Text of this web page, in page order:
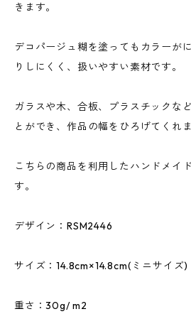
きます。
デコパージュ糊を塗ってもカラーが
りしにくく、扱いやすい素材です。
ガラスや木、合板、プラスチックな
とができ、作品の幅をひろげてくれま
こちらの商品を利用したハンドメイ
す。
デザイン：RSM2446
サイズ：14.8cm×14.8cm(ミニサイズ)
重さ：30g/ m2